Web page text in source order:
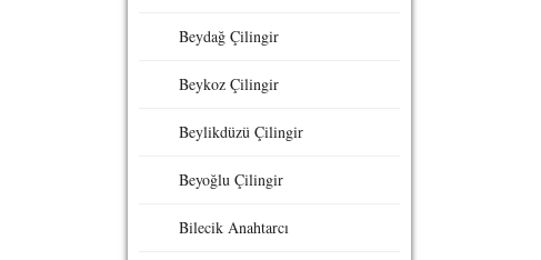
Beydağ Çilingir
Beykoz Çilingir
Beylikdüzü Çilingir
Beyoğlu Çilingir
Bilecik Anahtarcı